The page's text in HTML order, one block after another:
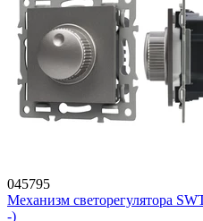
045795
Механизм светорегулятора
-)